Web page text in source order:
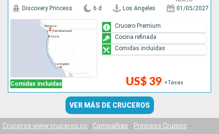
Comidas incluidas
Discovery Princess 6 d Los Angeles 01/05/2027
US$ 39 +Tasas
Crucero Premium
Cocina refinada
Comidas incluidas
VER MÁS DE CRUCEROS
Cruceros www.cruceros.co Compañías
Princess Cruises